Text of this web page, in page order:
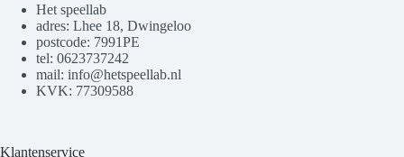
Het speellab
adres: Lhee 18, Dwingeloo
postcode: 7991PE
tel: 0623737242
mail: info@hetspeellab.nl
KVK: 77309588
Klantenservice